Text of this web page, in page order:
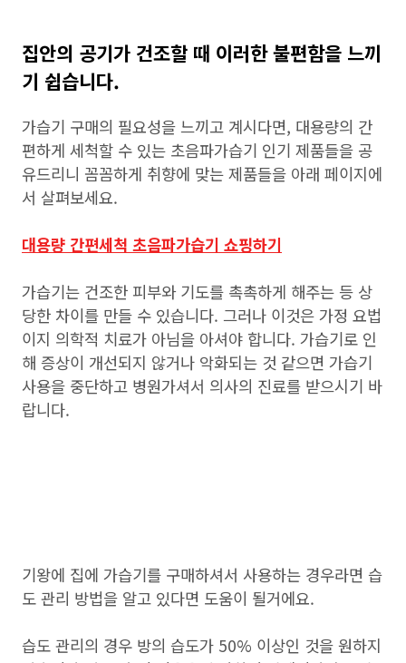
집안의 공기가 건조할 때 이러한 불편함을 느끼
기 쉽습니다.
가습기 구매의 필요성을 느끼고 계시다면, 대용량의 간
편하게 세척할 수 있는 초음파가습기 인기 제품들을 공
유드리니 꼼꼼하게 취향에 맞는 제품들을 아래 페이지에
서 살펴보세요.
대용량 간편세척 초음파가습기 쇼핑하기
가습기는 건조한 피부와 기도를 촉촉하게 해주는 등 상
당한 차이를 만들 수 있습니다. 그러나 이것은 가정 요법
이지 의학적 치료가 아님을 아셔야 합니다. 가습기로 인
해 증상이 개선되지 않거나 악화되는 것 같으면 가습기
사용을 중단하고 병원가셔서 의사의 진료를 받으시기 바
랍니다.
기왕에 집에 가습기를 구매하셔서 사용하는 경우라면 습
도 관리 방법을 알고 있다면 도움이 될거에요.
습도 관리의 경우 방의 습도가 50% 이상인 것을 원하지